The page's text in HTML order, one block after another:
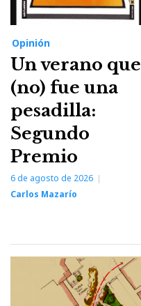
Opinión
Un verano que
(no) fue una
pesadilla:
Segundo
Premio
6 de agosto de 2026
Carlos Mazarío